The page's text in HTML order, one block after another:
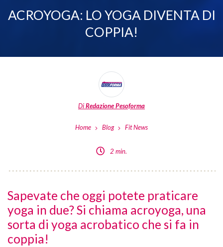
ACROYOGA: LO YOGA DIVENTA DI
COPPIA!
DiRedazione Pesoforma
Home Blog Fit News
2 min.
Sapevate che oggi potete praticare
yoga in due? Si chiama acroyoga, una
sorta di yoga acrobatico che si fa in
coppia!